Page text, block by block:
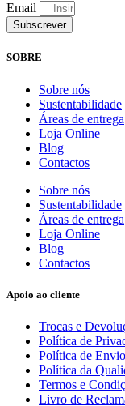
Email
Subscrever
SOBRE
Sobre nós
Sustentabilidade
Áreas de entrega
Loja Online
Blog
Contactos
Sobre nós
Sustentabilidade
Áreas de entrega
Loja Online
Blog
Contactos
Apoio ao cliente
Trocas e
Política de
Política de Envio
Política da
Termos e
Livro de